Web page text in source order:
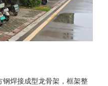
焊接成型龙骨架，框架整